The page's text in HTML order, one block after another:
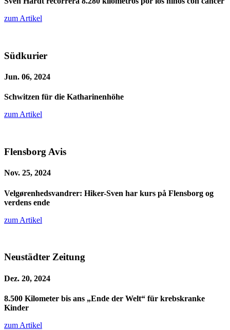
zum Artikel
Südkurier
Jun. 06, 2024
Schwitzen für die Katharinenhöhe
zum Artikel
Flensborg Avis
Nov. 25, 2024
Velgørenhedsvandrer: Hiker-Sven har kurs på Flensborg og
verdens ende
zum Artikel
Neustädter Zeitung
Dez. 20, 2024
8.500 Kilometer bis ans „Ende der Welt“ für krebskranke
Kinder
zum Artikel